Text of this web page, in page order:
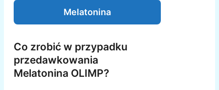
Melatonina
Co zrobić w przypadku
przedawkowania
Melatonina OLIMP?